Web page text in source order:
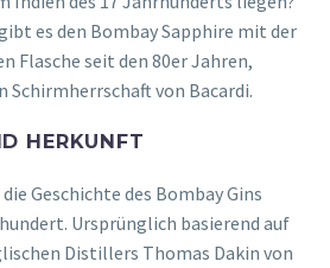
es den Bombay Sapphire mit der
Flasche seit den 80er Jahren,
von Bacardi.
HERKUNFT
Geschichte des Bombay Gins
Ursprünglich basierend auf
Distillers Thomas Dakin von